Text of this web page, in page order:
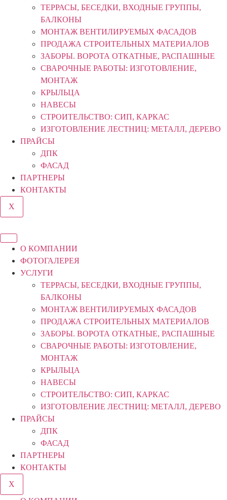
ТЕРРАСЫ, БЕСЕДКИ, ВХОДНЫЕ ГРУППЫ,
БАЛКОНЫ
МОНТАЖ ВЕНТИЛИРУЕМЫХ ФАСАДОВ
ПРОДАЖА СТРОИТЕЛЬНЫХ МАТЕРИАЛОВ
ЗАБОРЫ. ВОРОТА ОТКАТНЫЕ, РАСПАШНЫЕ
СВАРОЧНЫЕ РАБОТЫ: ИЗГОТОВЛЕНИЕ,
МОНТАЖ
КРЫЛЬЦА
НАВЕСЫ
СТРОИТЕЛЬСТВО: СИП, КАРКАС
ИЗГОТОВЛЕНИЕ ЛЕСТНИЦ: МЕТАЛЛ, ДЕРЕВО
ПРАЙСЫ
ДПК
ФАСАД
ПАРТНЕРЫ
КОНТАКТЫ
X
О КОМПАНИИ
ФОТОГАЛЕРЕЯ
УСЛУГИ
ТЕРРАСЫ, БЕСЕДКИ, ВХОДНЫЕ ГРУППЫ,
БАЛКОНЫ
МОНТАЖ ВЕНТИЛИРУЕМЫХ ФАСАДОВ
ПРОДАЖА СТРОИТЕЛЬНЫХ МАТЕРИАЛОВ
ЗАБОРЫ. ВОРОТА ОТКАТНЫЕ, РАСПАШНЫЕ
СВАРОЧНЫЕ РАБОТЫ: ИЗГОТОВЛЕНИЕ,
МОНТАЖ
КРЫЛЬЦА
НАВЕСЫ
СТРОИТЕЛЬСТВО: СИП, КАРКАС
ИЗГОТОВЛЕНИЕ ЛЕСТНИЦ: МЕТАЛЛ, ДЕРЕВО
ПРАЙСЫ
ДПК
ФАСАД
ПАРТНЕРЫ
КОНТАКТЫ
X